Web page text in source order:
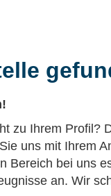
zu Ihrem Profil?
uns mit Ihrem
Bereich bei uns
an. Wir